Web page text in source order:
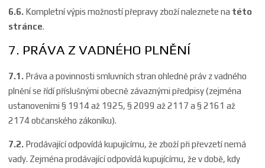
6.6. Kompletní výpis možností přepravy zboží naleznete na této
stránce.
7. PRÁVA Z VADNÉHO PLNĚNÍ
7.1. Práva a povinnosti smluvních stran ohledně práv z vadného
plnění se řídí příslušnými obecně závaznými předpisy (zejména
ustanoveními § 1914 až 1925, § 2099 až 2117 a § 2161 až
2174 občanského zákoníku).
7.2. Prodávající odpovídá kupujícímu, že zboží při převzetí nemá
vady. Zejména prodávající odpovídá kupujícímu, že v době, kdy